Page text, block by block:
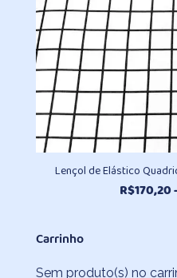
Lençol de Elástico
R$170,20
Carrinho
Sem produto(s) no